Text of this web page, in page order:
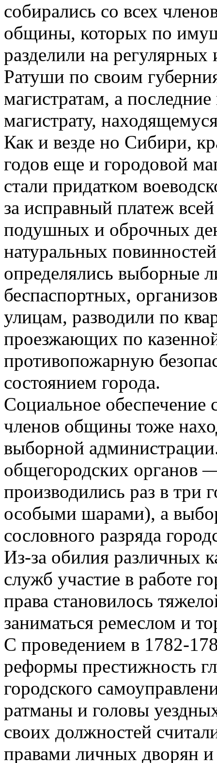
собирались со всех
общины, которых по
разделили на
Ратуши по своим
магистратам, а
магистрату,
Как и везде но Сибири,
годов еще и городовой
стали придатком
за исправный платеж
подушных и оброчных
натуральных
определялись выборные
беспаспортных,
улицам, разводили по
проезжающих по
противопожарную
состоянием города.
Социальное обеспечение
членов общины тоже
выборной
общегородских органов
производились раз в три
особыми шарами), а
сословного разряда
Из-за обилия различных
служб участие в работе
права становилось
заниматься ремеслом и
С проведением в 1782-
реформы престижность
городского
ратманы и головы
своих должностей
правами личных дворян